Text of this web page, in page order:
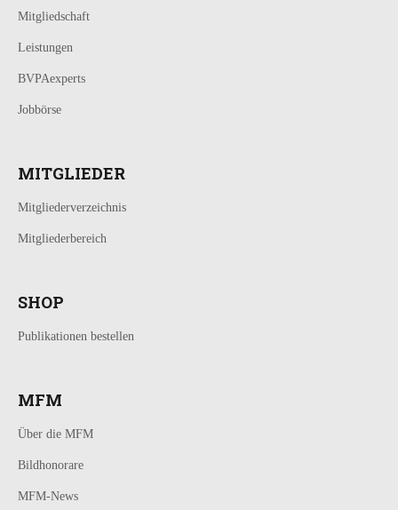
Mitgliedschaft
Leistungen
BVPAexperts
Jobbörse
MITGLIEDER
Mitgliederverzeichnis
Mitgliederbereich
SHOP
Publikationen bestellen
MFM
Über die MFM
Bildhonorare
MFM-News